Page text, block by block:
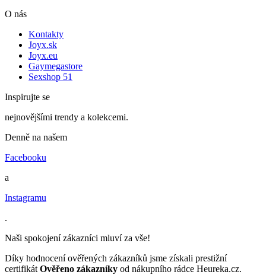
O nás
Kontakty
Joyx.sk
Joyx.eu
Gaymegastore
Sexshop 51
Inspirujte se
nejnovějšími trendy a kolekcemi.
Denně na našem
Facebooku
a
Instagramu
.
Naši spokojení zákazníci mluví za vše!
Díky hodnocení ověřených zákazníků jsme získali prestižní
certifikát Ověřeno zákazníky od nákupního rádce Heureka.cz.